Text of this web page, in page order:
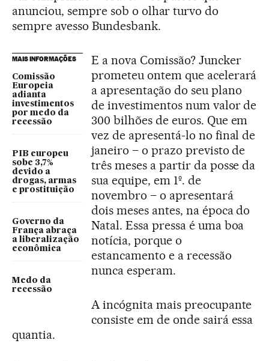
anunciou, sempre sob o olhar turvo do
sempre avesso Bundesbank.
MAIS INFORMAÇÕES
Comissão
Europeia
adianta
investimentos
por medo da
recessão
PIB europeu
sobe 3,7%
devido a
drogas, armas
e prostituição
Governo da
França abraça
a liberalização
econômica
Medo da
recessão
E a nova Comissão? Juncker
prometeu ontem que acelerará
a apresentação do seu plano
de investimentos num valor de
300 bilhões de euros. Que em
vez de apresentá-lo no final de
janeiro – o prazo previsto de
três meses a partir da posse da
sua equipe, em 1º. de
novembro – o apresentará
dois meses antes, na época do
Natal. Essa pressa é uma boa
notícia, porque o
estancamento e a recessão
nunca esperam.
A incógnita mais preocupante
consiste em de onde sairá essa
quantia.